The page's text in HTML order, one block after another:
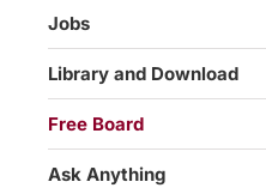
Jobs
Library and Download
Free Board
Ask Anything